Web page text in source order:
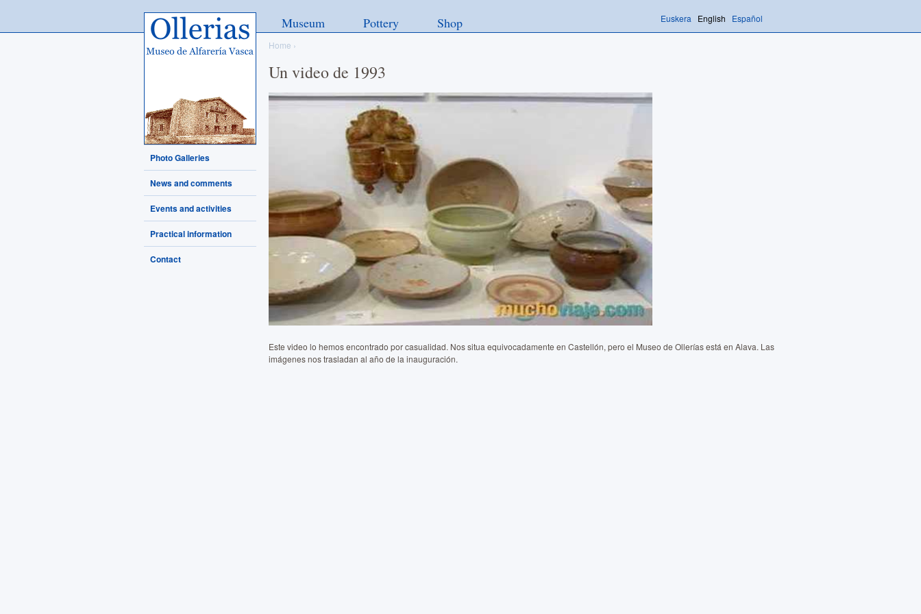
Ollerias - Museo de Alfarería
Vasca
Home ›
Un video de 1993
Este video lo hemos encontrado por casualidad. Nos situa equivocadamente en Castellón, pero el Museo de Ollerías está en Alava. Las
imágenes nos trasladan al año de la inauguración.
Euskera English Español
Museum Pottery Shop
Photo Galleries
News and comments
Events and activities
Practical information
Contact